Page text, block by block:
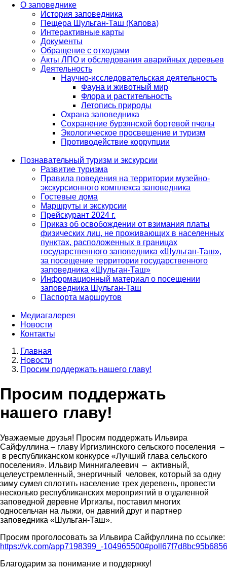
navigation
О заповеднике
История заповедника
Пещера Шульган-Таш (Капова)
Интерактивные карты
Документы
Обращение с отходами
Акты ЛПО и обследования аварийных деревьев
Деятельность
Научно-исследовательская деятельность
Фауна и животный мир
Флора и растительность
Летопись природы
Охрана заповедника
Сохранение бурзянской бортевой пчелы
Экологическое просвещение и туризм
Противодействие коррупции
Познавательный туризм и экскурсии
Развитие туризма
Правила поведения на территории музейно-
экскурсионного комплекса заповедника
Гостевые дома
Маршруты и экскурсии
Прейскурант 2024 г.
Приказ об освобождении от взимания платы
физических лиц, не проживающих в населенных
пунктах, расположенных в границах
государственного заповедника «Шульган-Таш»,
за посещение территории государственного
заповедника «Шульган-Таш»
Информационный материал о посещении
заповедника Шульган-Таш
Паспорта маршрутов
Медиагалерея
Новости
Контакты
Строка
навигации
Главная
Новости
Просим поддержать нашего главу!
Просим поддержать
нашего главу!
Уважаемые друзья! Просим поддержать Ильвира
Сайфуллина – главу Иргизлинского сельского поселения –
в республиканском конкурсе «Лучший глава сельского
поселения». Ильвир Миннигалеевич – активный,
целеустремленный, энергичный человек, который за одну
зиму сумел сплотить население трех деревень, провести
несколько республиканских мероприятий в отдаленной
заповедной деревне Иргизлы, поставил многих
односельчан на лыжи, он давний друг и партнер
заповедника «Шульган-Таш».
Просим проголосовать за Ильвира Сайфуллина по ссылке:
https://vk.com/app7198399_-
Благодарим за понимание и поддержку!